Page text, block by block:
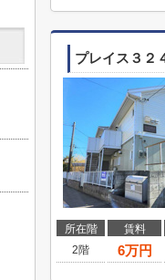
プレイス３２
所在階 賃料
2階
6万円